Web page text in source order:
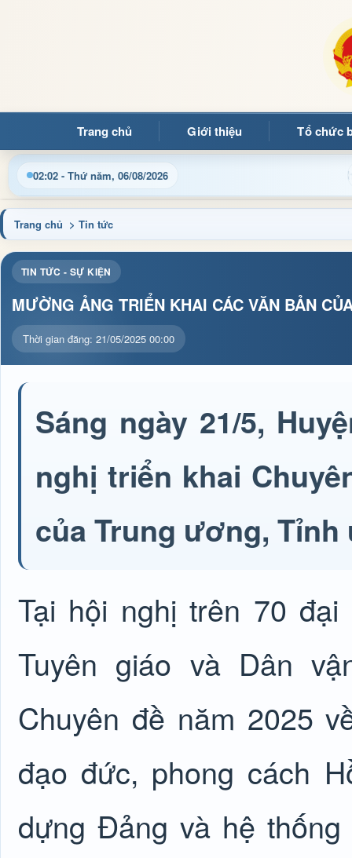
Trang chủ Giới thiệu Tổ chức
02:02 - Thứ năm, 06/08/2026
thủ tục hành chính và tin tức địa phương nhanh chóng,
Trang chủ > Tin tức
TIN TỨC - SỰ KIỆN
MƯỜNG ẢNG TRIỂN KHAI CÁC VĂN BẢN
Thời gian đăng: 21/05/2025 00:00
Sáng ngày 21/5,
nghị triển khai
của Trung ương, Tỉnh
Tại hội nghị trên 70
Tuyên giáo và Dân
Chuyên đề năm 2025
đạo đức, phong cách
dựng Đảng và hệ